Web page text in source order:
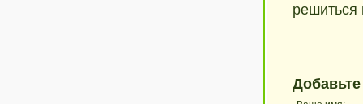
решиться